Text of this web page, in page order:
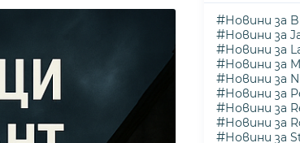
#Новини за
#Новини за
#Новини за
#Новини за
#Новини за
#Новини за
#Новини за
#Новини за
#Новини за